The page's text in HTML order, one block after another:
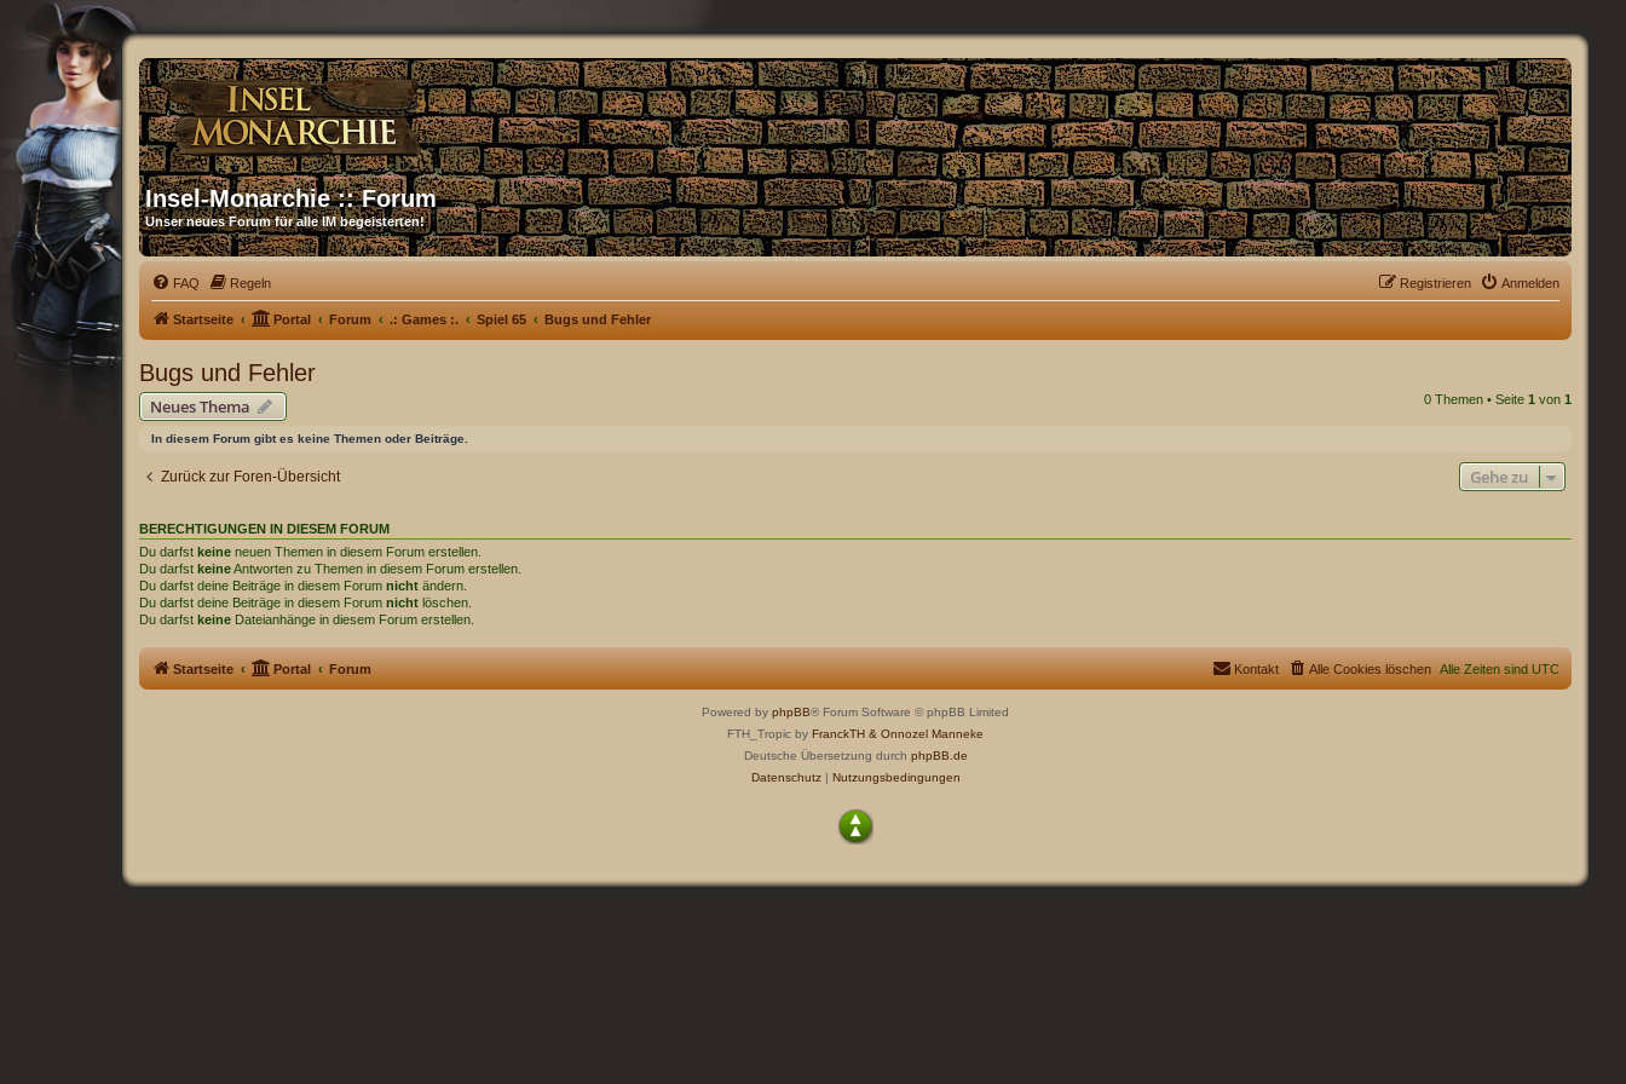
Insel-Monarchie :: Forum
Unser neues Forum für alle IM begeisterten!
FAQ Regeln Anmelden
Registrieren
Startseite Portal Forum .: Games :. Spiel 65 Bugs und Fehler
Bugs und Fehler
Neues Thema 0 Themen • Seite 1 von 1
In diesem Forum gibt es keine Themen oder Beiträge.
Zurück zur Foren-Übersicht Gehe zu
BERECHTIGUNGEN IN DIESEM FORUM
Du darfst keine neuen Themen in diesem Forum erstellen.
Du darfst keineAntworten zu Themen in diesem Forum erstellen.
Du darfst deine Beiträge in diesem Forum nicht ändern.
Du darfst deine Beiträge in diesem Forum nicht löschen.
Du darfst keine Dateianhänge in diesem Forum erstellen.
Startseite Portal Forum Alle Zeiten sind UTC
Alle Cookies löschen
Kontakt
Powered by phpBB® Forum Software © phpBB Limited
FTH_Tropic by FranckTH & Onnozel Manneke
Deutsche Übersetzung durch phpBB.de
Datenschutz| Nutzungsbedingungen